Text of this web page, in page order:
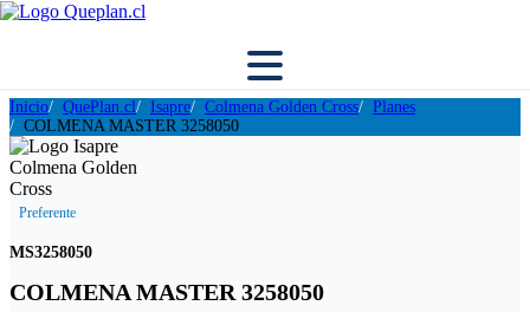
Inicio QuePlan.cl Isapre Colmena Golden Cross
Planes
COLMENA MASTER 3258050
Preferente
MS3258050
COLMENA MASTER 3258050